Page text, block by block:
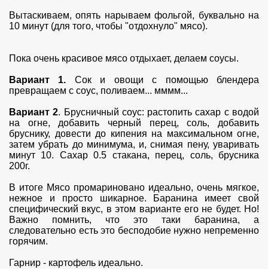
Вытаскиваем, опять нарываем фольгой, буквально на
10 минут (для того, чтобы "отдохнуло" мясо).
Пока очень красивое мясо отдыхает, делаем соусы.
Вариант 1. Сок и овощи с помощью блендера
превращаем с соус, поливаем... мммм...
Вариант 2. Брусничный соус: растопить сахар с водой
на огне, добавить черный перец, соль, добавить
бруснику, довести до кипения на максимальном огне,
затем убрать до минимума, и, снимая пену, уваривать
минут 10. Сахар 0.5 стакана, перец, соль, брусника
200г.
В итоге Мясо промариновано идеально, очень мягкое,
нежное и просто шикарное. Баранина имеет свой
специфический вкус, в этом варианте его не будет. Но!
Важно помнить, что это таки баранина, а
следовательно есть это бесподобие нужно непременно
горячим.
Гарнир - картофель идеально.